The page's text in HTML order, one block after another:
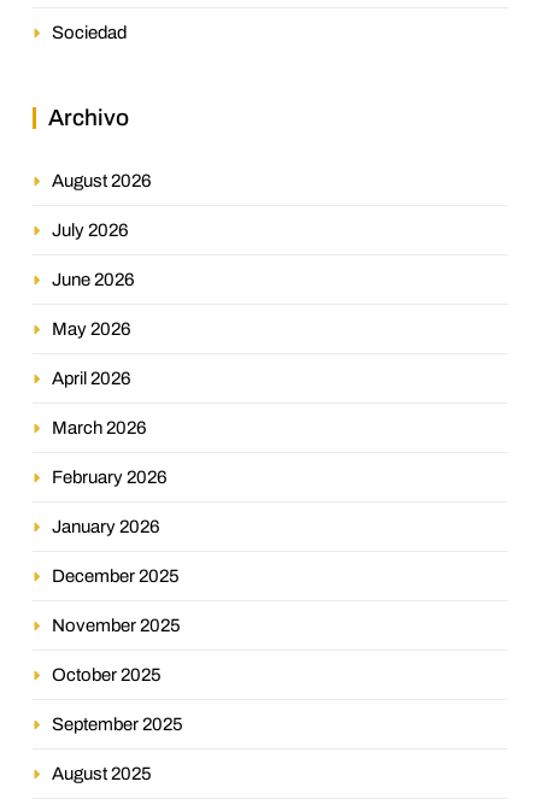
Sociedad
Archivo
August 2026
July 2026
June 2026
May 2026
April 2026
March 2026
February 2026
January 2026
December 2025
November 2025
October 2025
September 2025
August 2025